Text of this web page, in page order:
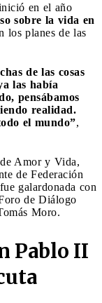
en el año
sobre la vida en
los planes de las
de las cosas
las había
pensábamos
realidad.
el mundo”,
Amor y Vida,
de Federación
galardonada con
de Diálogo
Moro.
Pablo II